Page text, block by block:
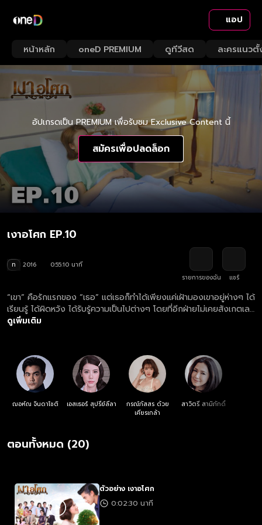
แอป
หน้าหลัก oneD PREMIUM ดูทีวีสด ละครแนวตั้
อัปเกรดเป็น PREMIUM เพื่อรับชม Exclusive Content นี้
สมัครเพื่อปลดล็อก
เงาอโศก EP.10
ท 2016
0:55:10 นาที
รายการของฉัน
แชร์
“เขา” คือรักแรกของ “เธอ” แต่เธอก็ทำได้เพียงแค่เฝ้ามองเขาอยู่ห่างๆ ได้
เรียนรู้ ได้ผิดหวัง ได้รับรู้ความเป็นไปต่างๆ โดยที่อีกฝ่ายไม่เคยสังเกตเลย
ว่ายังมี ‘เงา’ หนึ่งที่คอยเฝ้าห่วงใยอยู่เสมอ
ดูเพิ่มเติม
ฌอห์ณ จินดาโชติ เอสเธอร์ สุปรีย์ลีลา
กรณ์ภัสสร ด้วย
เศียรเกล้า
สาวิตรี สามิภักดิ์
ตอนทั้งหมด (20)
ตัวอย่าง เงาอโศก
0:02:30 นาที